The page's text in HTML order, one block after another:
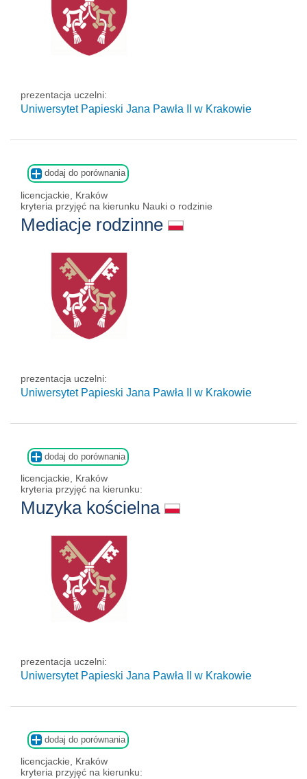
prezentacja uczelni:
Uniwersytet Papieski Jana Pawła II w Krakowie
dodaj do porównania
licencjackie, Kraków
kryteria przyjęć na kierunku Nauki o rodzinie
Mediacje rodzinne
prezentacja uczelni:
Uniwersytet Papieski Jana Pawła II w Krakowie
dodaj do porównania
licencjackie, Kraków
kryteria przyjęć na kierunku:
Muzyka kościelna
prezentacja uczelni:
Uniwersytet Papieski Jana Pawła II w Krakowie
dodaj do porównania
licencjackie, Kraków
kryteria przyjęć na kierunku: